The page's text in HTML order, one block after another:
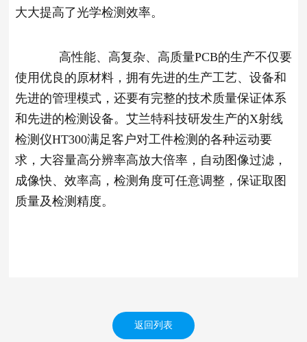
大大提高了光学检测效率。
高性能、高复杂、高质量PCB的生产不仅要
使用优良的原材料，拥有先进的生产工艺、设备和
先进的管理模式，还要有完整的技术质量保证体系
和先进的检测设备。艾兰特科技研发生产的X射线
检测仪HT300满足客户对工件检测的各种运动要
求，大容量高分辨率高放大倍率，自动图像过滤，
成像快、效率高，检测角度可任意调整，保证取图
质量及检测精度。
返回列表